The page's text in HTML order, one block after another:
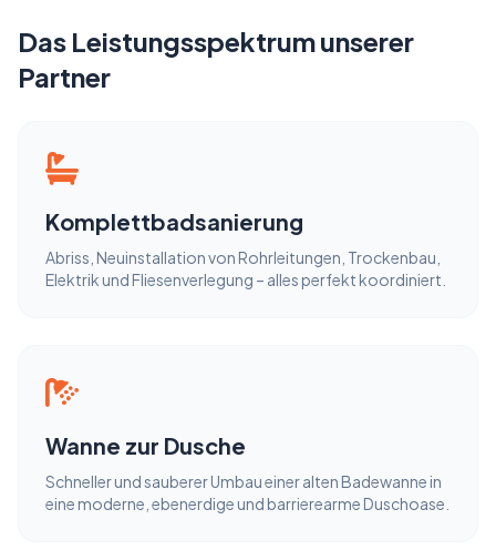
Das Leistungsspektrum unserer
Partner
Komplettbadsanierung
Abriss, Neuinstallation von Rohrleitungen, Trockenbau,
Elektrik und Fliesenverlegung – alles perfekt koordiniert.
Wanne zur Dusche
Schneller und sauberer Umbau einer alten Badewanne in
eine moderne, ebenerdige und barrierearme Duschoase.